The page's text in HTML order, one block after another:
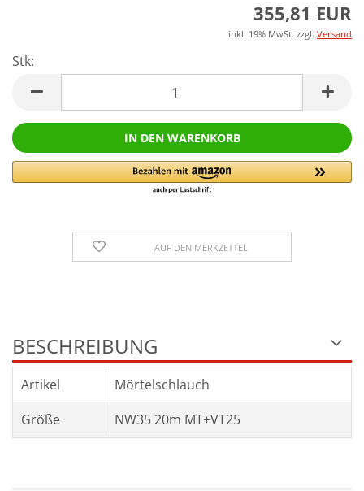
355,81 EUR
inkl. 19% MwSt. zzgl. Versand
Stk:
AUF DEN MERKZETTEL
BESCHREIBUNG
Artikel
Mörtelschlauch
Größe
NW35 20m MT+VT25